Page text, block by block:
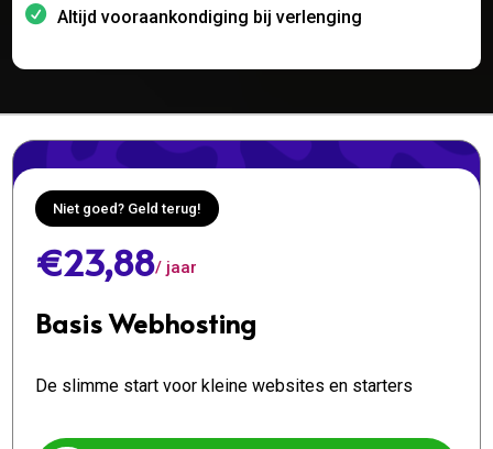
Altijd vooraankondiging bij verlenging
Niet goed? Geld terug!
€23,88/ jaar
Basis Webhosting
De slimme start voor kleine websites en starters